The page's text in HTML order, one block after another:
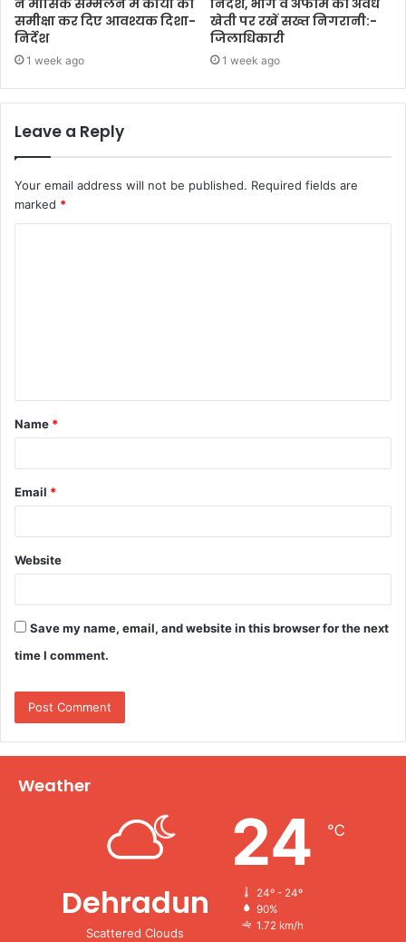
ने मासिक सम्मेलन में कार्यों की
समीक्षा कर दिए आवश्यक दिशा-
निर्देश
1 week ago
निर्देश, भांग व अफीम की अवैध
खेती पर रखें सख्त निगरानी:-
जिलाधिकारी
1 week ago
Leave a Reply
Your email address will not be published. Required fields are
marked *
t
*
Name *
Email *
Website
Save my name, email, and website in this browser for the next
time I comment.
Weather
Dehradun
Scattered Clouds
24 ℃
24º - 24º
90%
1.72 km/h